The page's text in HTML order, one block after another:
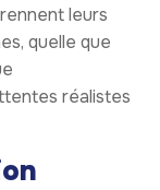
leurs
quelle que
réalistes